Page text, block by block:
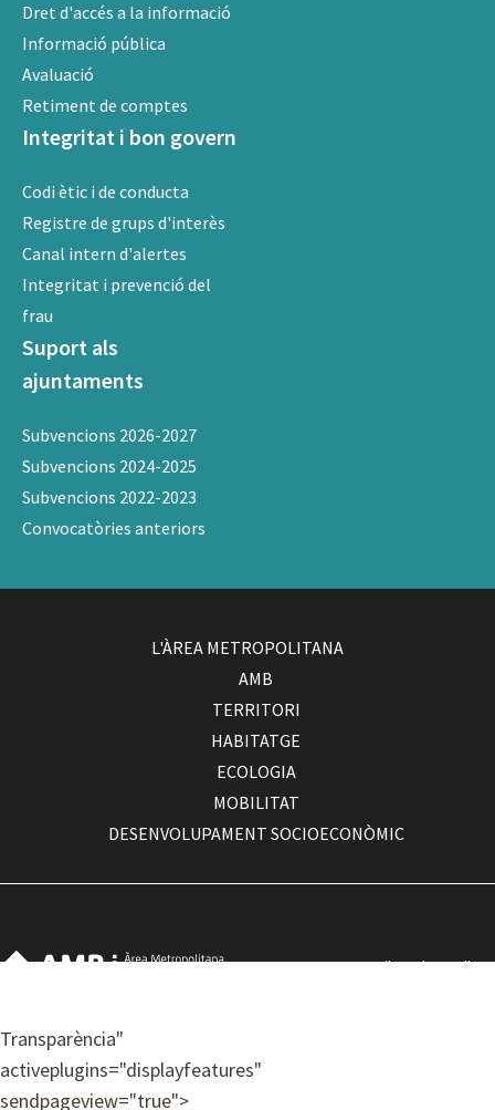
Dret d'accés a la informació
Informació pública
Avaluació
Retiment de comptes
Integritat i bon govern
Codi ètic i de conducta
Registre de grups d'interès
Canal intern d'alertes
Integritat i prevenció del
frau
Suport als
ajuntaments
Subvencions 2026-2027
Subvencions 2024-2025
Subvencions 2022-2023
Convocatòries anteriors
L'ÀREA METROPOLITANA
AMB
TERRITORI
HABITATGE
ECOLOGIA
MOBILITAT
DESENVOLUPAMENT SOCIOECONÒMIC
Com arribar a la seu d'AMB
Transparència"
activeplugins="displayfeatures"
sendpageview="true">